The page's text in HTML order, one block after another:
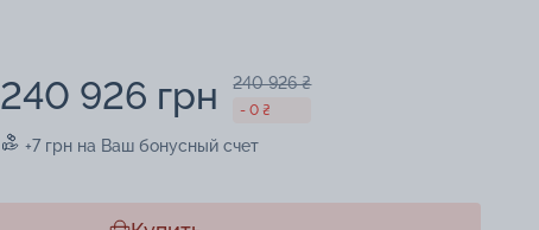
240 926 грн 240 926 ₴
- 0 ₴
+7 грн на Ваш бонусный счет